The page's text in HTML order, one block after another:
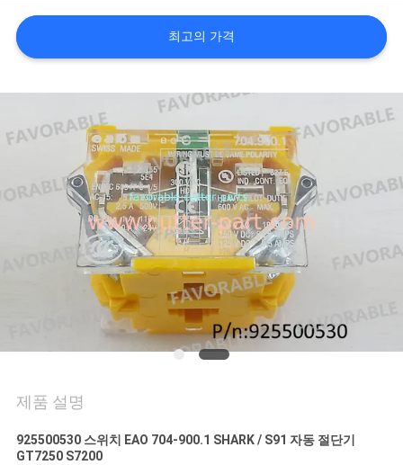
품
질
관
리
연
뉴
스
최고의 가격
제품 설명
925500530 스위치 EAO 704-900.1 SHARK / S91 자동 절단기
GT7250 S7200